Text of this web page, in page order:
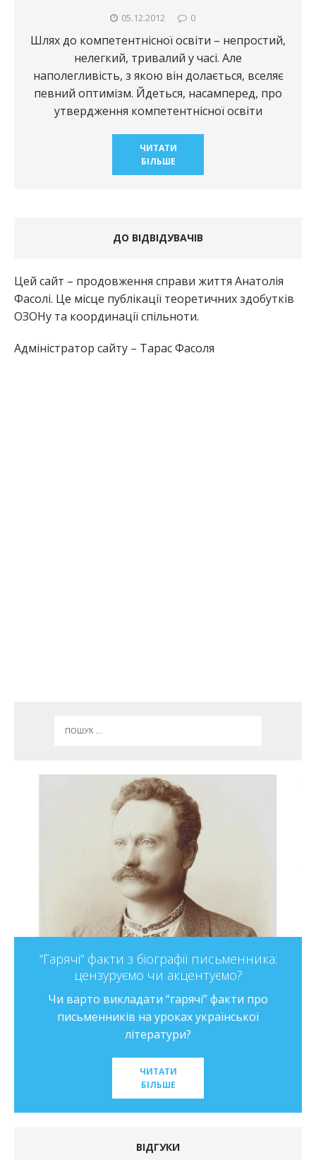
05.12.2012 0
Шлях до компетентнісної освіти – непростий,
нелегкий, тривалий у часі. Але
наполегливість, з якою він долається, вселяє
певний оптимізм. Йдеться, насамперед, про
утвердження компетентнісної освіти
ЧИТАТИ
БІЛЬШЕ
ДО ВІДВІДУВАЧІВ
Цей сайт – продовження справи життя Анатолія
Фасолі. Це місце публікації теоретичних здобутків
ОЗОНу та координації спільноти.
Адміністратор сайту – Тарас Фасоля
“Гарячі” факти з біографії письменника:
цензуруємо чи акцентуємо?
Чи варто викладати “гарячі” факти про
письменників на уроках української
літератури?
ЧИТАТИ
БІЛЬШЕ
ВІДГУКИ